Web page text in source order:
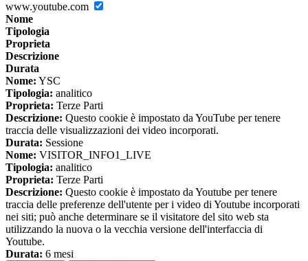
www.youtube.com
Nome
Tipologia
Proprieta
Descrizione
Durata
Nome: YSC
Tipologia: analitico
Proprieta: Terze Parti
Descrizione: Questo cookie è impostato da YouTube per tenere
traccia delle visualizzazioni dei video incorporati.
Durata: Sessione
Nome: VISITOR_INFO1_LIVE
Tipologia: analitico
Proprieta: Terze Parti
Descrizione: Questo cookie è impostato da Youtube per tenere
traccia delle preferenze dell'utente per i video di Youtube incorporati
nei siti; può anche determinare se il visitatore del sito web sta
utilizzando la nuova o la vecchia versione dell'interfaccia di
Youtube.
Durata: 6 mesi